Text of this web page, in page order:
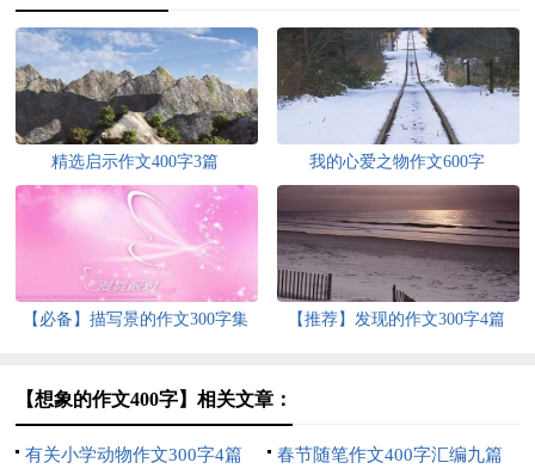
精选启示作文400字3篇 我的心爱之物作文600字
【必备】描写景的作文300字集
【推荐】发现的作文300字4篇
【想象的作文400字】相关文章：
有关小学动物作文300字4篇 春节随笔作文400字汇编九篇